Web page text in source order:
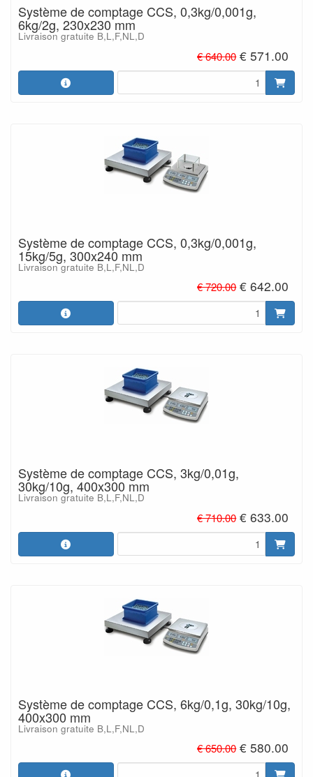
Système de comptage CCS, 0,3kg/0,001g,
6kg/2g, 230x230 mm
Livraison gratuite B,L,F,NL,D
€ 640.00 € 571.00
Système de comptage CCS, 0,3kg/0,001g,
15kg/5g, 300x240 mm
Livraison gratuite B,L,F,NL,D
€ 720.00 € 642.00
Système de comptage CCS, 3kg/0,01g,
30kg/10g, 400x300 mm
Livraison gratuite B,L,F,NL,D
€ 710.00 € 633.00
Système de comptage CCS, 6kg/0,1g, 30kg/10g,
400x300 mm
Livraison gratuite B,L,F,NL,D
€ 650.00 € 580.00